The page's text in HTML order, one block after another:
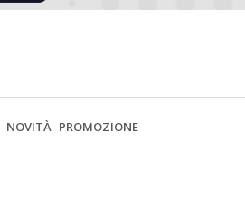
NOVITÀ PROMOZIONE